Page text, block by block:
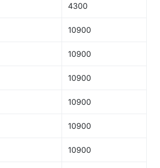
4300
10900
10900
10900
10900
10900
10900